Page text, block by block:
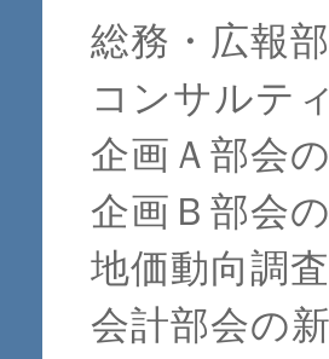
総務・広報
コンサルテ
企画Ａ部会
企画Ｂ部会
地価動向調
会計部会の